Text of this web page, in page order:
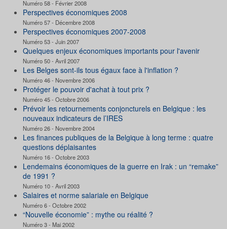
Numéro 58 - Février 2008
Perspectives économiques 2008
Numéro 57 - Décembre 2008
Perspectives économiques 2007-2008
Numéro 53 - Juin 2007
Quelques enjeux économiques importants pour l'avenir
Numéro 50 - Avril 2007
Les Belges sont-ils tous égaux face à l'inflation ?
Numéro 46 - Novembre 2006
Protéger le pouvoir d'achat à tout prix ?
Numéro 45 - Octobre 2006
Prévoir les retournements conjoncturels en Belgique : les
nouveaux indicateurs de l’IRES
Numéro 26 - Novembre 2004
Les finances publiques de la Belgique à long terme : quatre
questions déplaisantes
Numéro 16 - Octobre 2003
Lendemains économiques de la guerre en Irak : un “remake”
de 1991 ?
Numéro 10 - Avril 2003
Salaires et norme salariale en Belgique
Numéro 6 - Octobre 2002
“Nouvelle économie” : mythe ou réalité ?
Numéro 3 - Mai 2002